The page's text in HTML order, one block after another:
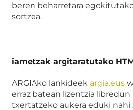
beren beharretara
sortzea.
iametzak argitaratutako
ARGIAko lankideek argia.eus
erraz batean lizentzia libredun
txertatzeko aukera eduki nahi